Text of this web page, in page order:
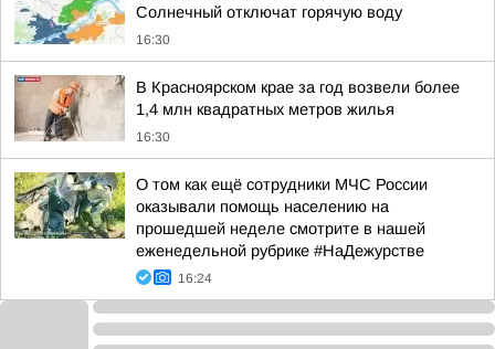
Солнечный отключат горячую воду
16:30
В Красноярском крае за год возвели более
1,4 млн квадратных метров жилья
16:30
О том как ещё сотрудники МЧС России
оказывали помощь населению на
прошедшей неделе смотрите в нашей
еженедельной рубрике #НаДежурстве
16:24